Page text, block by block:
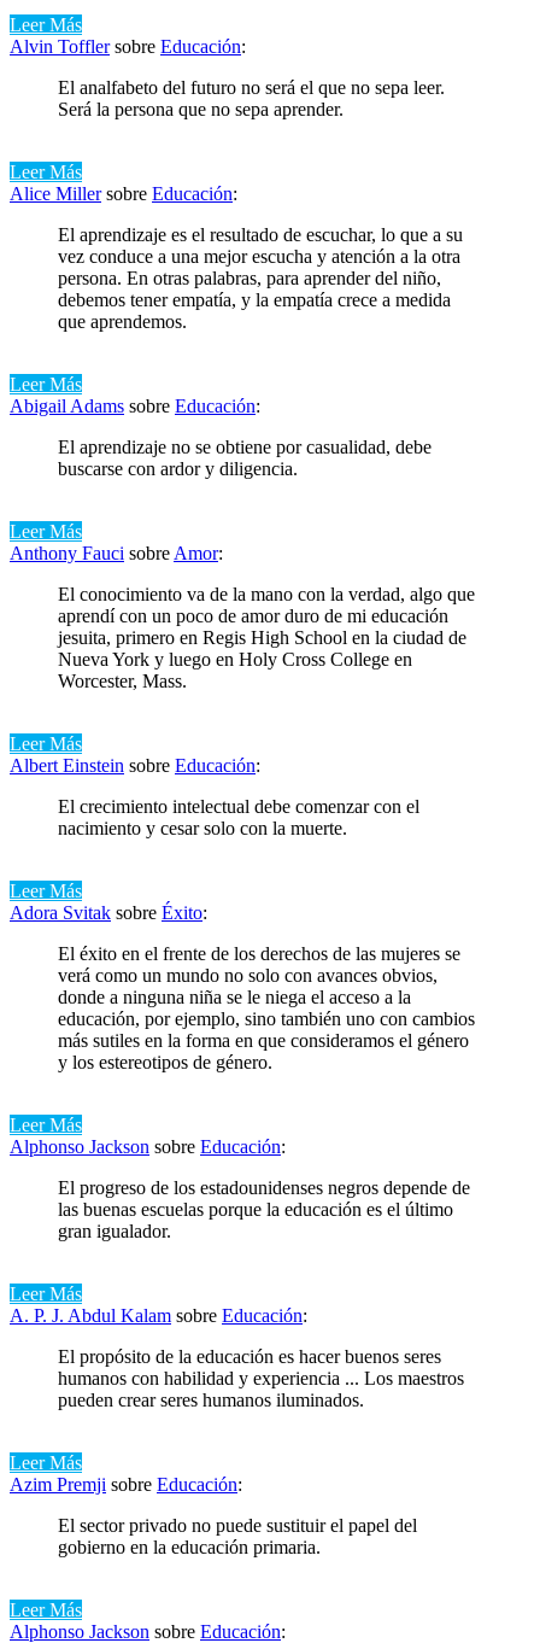
Leer Más
Alvin Tofflersobre Educación:
El analfabeto del futuro no será el que no sepa leer.
Será la persona que no sepa aprender.
Leer Más
Alice Millersobre Educación:
El aprendizaje es el resultado de escuchar, lo que a su
vez conduce a una mejor escucha y atención a la otra
persona. En otras palabras, para aprender del niño,
debemos tener empatía, y la empatía crece a medida
que aprendemos.
Leer Más
Abigail Adams sobre Educación:
El aprendizaje no se obtiene por casualidad, debe
buscarse con ardor y diligencia.
Leer Más
Anthony Fauci sobre Amor:
El conocimiento va de la mano con la verdad, algo que
aprendí con un poco de amor duro de mi educación
jesuita, primero en Regis High School en la ciudad de
Nueva York y luego en Holy Cross College en
Worcester, Mass.
Leer Más
Albert Einstein sobre Educación:
El crecimiento intelectual debe comenzar con el
nacimiento y cesar solo con la muerte.
Leer Más
Adora Svitak sobre Éxito:
El éxito en el frente de los derechos de las mujeres se
verá como un mundo no solo con avances obvios,
donde a ninguna niña se le niega el acceso a la
educación, por ejemplo, sino también uno con cambios
más sutiles en la forma en que consideramos el género
y los estereotipos de género.
Leer Más
Alphonso Jackson sobre Educación:
El progreso de los estadounidenses negros depende de
las buenas escuelas porque la educación es el último
gran igualador.
Leer Más
A. P. J. Abdul Kalam sobre Educación:
El propósito de la educación es hacer buenos seres
humanos con habilidad y experiencia ... Los maestros
pueden crear seres humanos iluminados.
Leer Más
Azim Premji sobre Educación:
El sector privado no puede sustituir el papel del
gobierno en la educación primaria.
Leer Más
Alphonso Jackson sobre Educación: